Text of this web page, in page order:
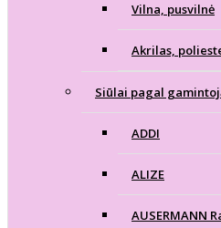
Vilna, pusvilnė
Akrilas,
Siūlai pagal
ADDI
ALIZE
AUSERMANN